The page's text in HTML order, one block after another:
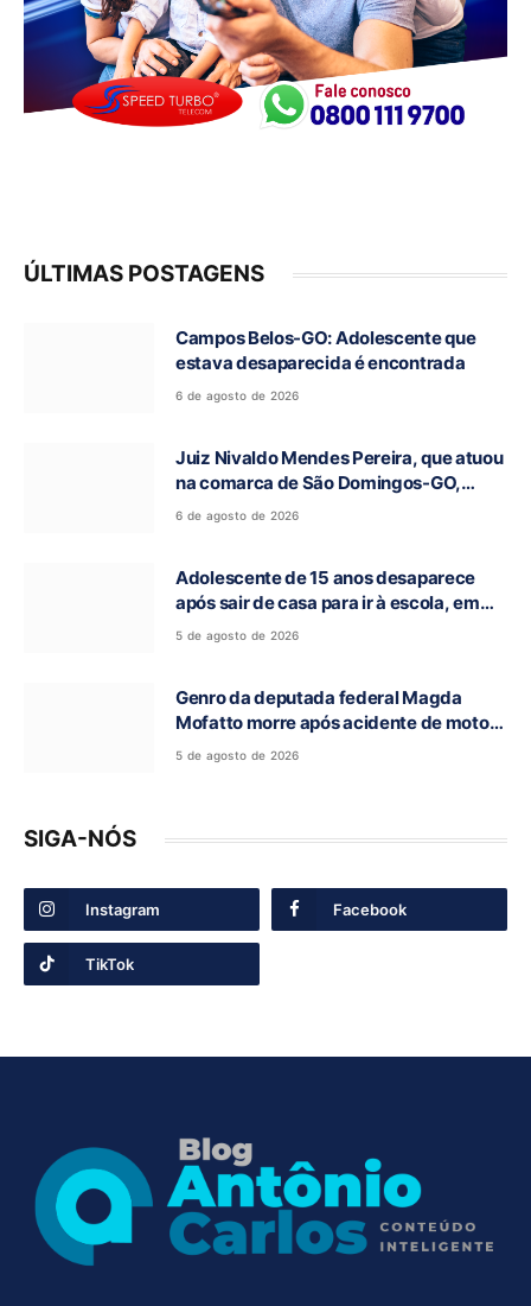
ÚLTIMAS POSTAGENS
Campos Belos-GO: Adolescente que
estava desaparecida é encontrada
6 de agosto de 2026
Juiz Nivaldo Mendes Pereira, que atuou
na comarca de São Domingos-GO,
morre aos 62 anos
6 de agosto de 2026
Adolescente de 15 anos desaparece
após sair de casa para ir à escola, em
Campos Belos-GO
5 de agosto de 2026
Genro da deputada federal Magda
Mofatto morre após acidente de moto
na BR-153
5 de agosto de 2026
SIGA-NÓS
Instagram Facebook
TikTok